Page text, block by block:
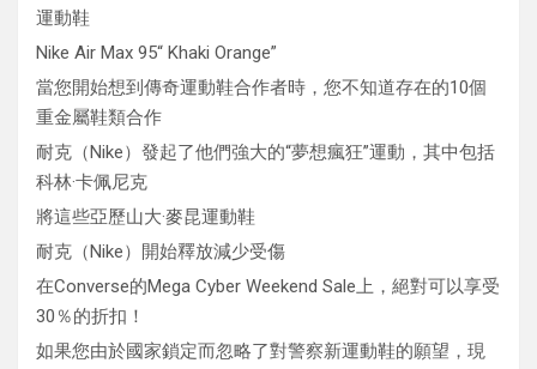
運動鞋
Nike Air Max 95“ Khaki Orange”
當您開始想到傳奇運動鞋合作者時，您不知道存在的10個
重金屬鞋類合作
耐克（Nike）發起了他們強大的“夢想瘋狂”運動，其中包括
科林·卡佩尼克
將這些亞歷山大·麥昆運動鞋
耐克（Nike）開始釋放減少受傷
在Converse的Mega Cyber​​ Weekend Sale上，絕對可以享受
30％的折扣！
如果您由於國家鎖定而忽略了對警察新運動鞋的願望，現